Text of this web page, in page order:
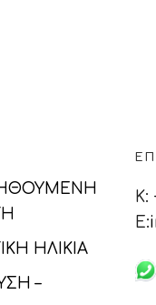
ΗΛΙΚΙΑ
–
K:
E: